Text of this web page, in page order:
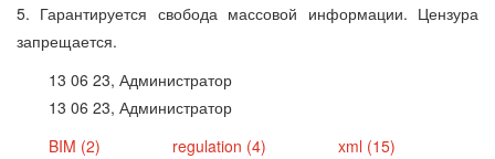
5. Гарантируется свобода массовой информации. Цензура
запрещается.
13 06 23, Администратор
13 06 23, Администратор
BIM (2)
regulation (4)
xml (15)